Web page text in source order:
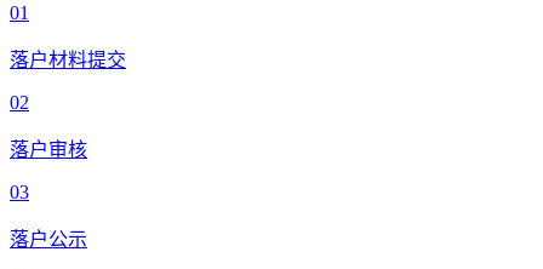
01
落户材料提交
02
落户审核
03
落户公示